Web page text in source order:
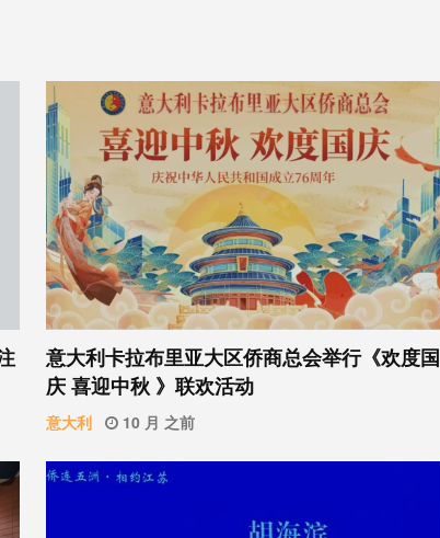
意⼤利卡拉布⾥亚大区侨商总会举行《欢度国
庆 喜迎中秋 》联欢活动
意大利 10 月 之前